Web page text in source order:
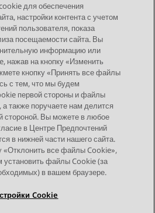
Следующая тема
для обеспечения
настройки контента с учетом
пользователя, показа
посещаемости сайта. Вы
информацию или
нажав на кнопку «Изменить
кнопку «Принять все файлы
с тем, что мы будем
первой стороны и файлы
также поручаете нам делится
стороной. Вы можете в любое
в Центре Предпочтений
в нижней части нашего сайта.
«Отклонить все файлы Cookie»,
установить файлы Cookie (за
в вашем браузере.
Cookie